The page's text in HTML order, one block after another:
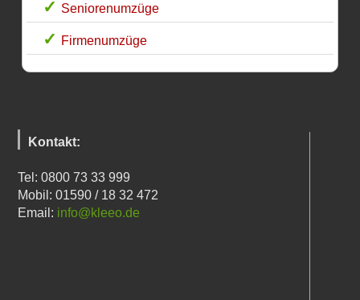
Seniorenumzüge
Firmenumzüge
Kontakt:
Tel: 0800 73 33 999
Mobil: 01590 / 18 32 472
Email: info@kleeo.de